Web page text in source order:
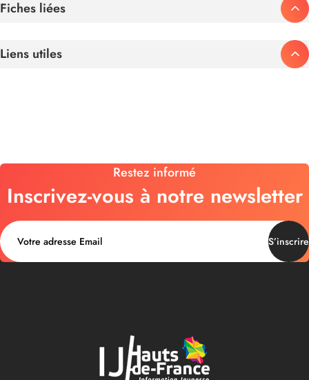
Fiches liées
Liens utiles
Restez informé
Inscrivez-vous à notre newsletter
S’inscrire